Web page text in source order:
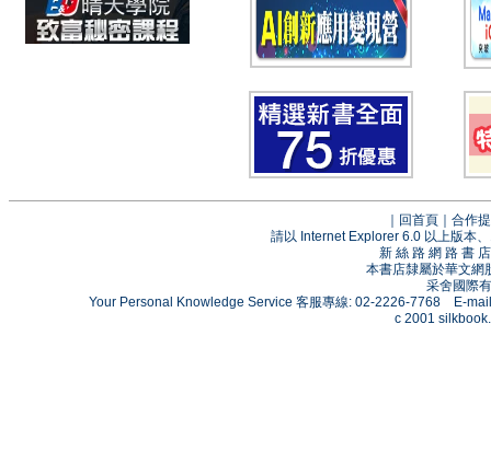
回首頁
合作
請以 Internet Explorer 6.0 以上版本
新 絲 路 網 路 書
本書店隸屬於華文網
采舍國際
Your Personal Knowledge Service 客服專線: 02-2226-7768 E-
c 2001